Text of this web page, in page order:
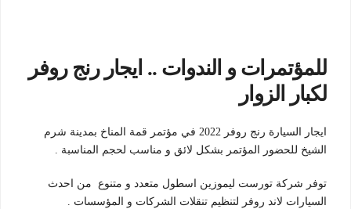
للمؤتمرات و الندوات .. ايجار رنج روفر
لكبار الزوار
ايجار السيارة رنج روفر 2022 في مؤتمر قمة المناخ بمدينة شرم
الشيخ للحضور المؤتمر بشكل لائق و مناسب لحجم المناسبة .
توفر شركة تورست ليموزين اسطول متعدد و متنوع من احدث
السيارات لاند روفر لتنظيم تنقلات الشركات و المؤسسات .